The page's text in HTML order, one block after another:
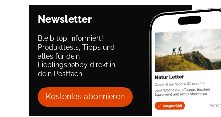
Newsletter
Bleib top-informiert!
Produkttests, Tipps und
alles für dein
Lieblingshobby direkt in
dein Postfach.
Kostenlos abonnieren